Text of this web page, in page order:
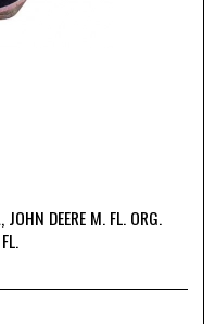
DEERE M. FL. ORG.